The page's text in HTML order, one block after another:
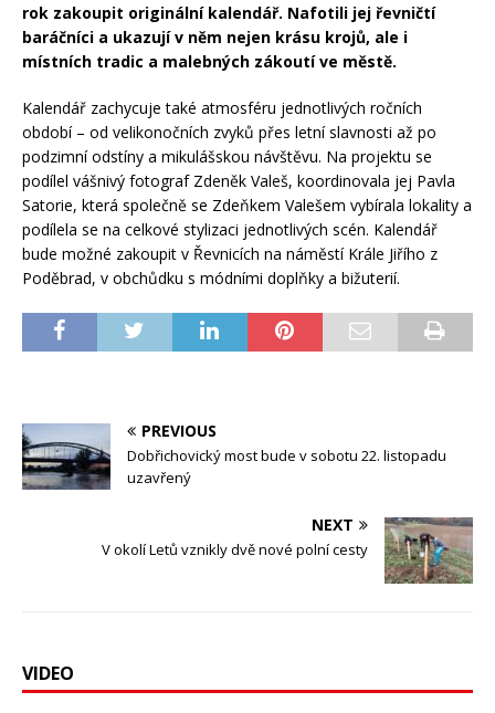
rok zakoupit originální kalendář. Nafotili jej řevničtí
baráčníci a ukazují v něm nejen krásu krojů, ale i
místních tradic a malebných zákoutí ve městě.
Kalendář zachycuje také atmosféru jednotlivých ročních
období – od velikonočních zvyků přes letní slavnosti až po
podzimní odstíny a mikulášskou návštěvu. Na projektu se
podílel vášnivý fotograf Zdeněk Valeš, koordinovala jej Pavla
Satorie, která společně se Zdeňkem Valešem vybírala lokality a
podílela se na celkové stylizaci jednotlivých scén. Kalendář
bude možné zakoupit v Řevnicích na náměstí Krále Jiřího z
Poděbrad, v obchůdku s módními doplňky a bižuterií.
PREVIOUS
Dobřichovický most bude v sobotu 22. listopadu
uzavřený
NEXT
V okolí Letů vznikly dvě nové polní cesty
VIDEO